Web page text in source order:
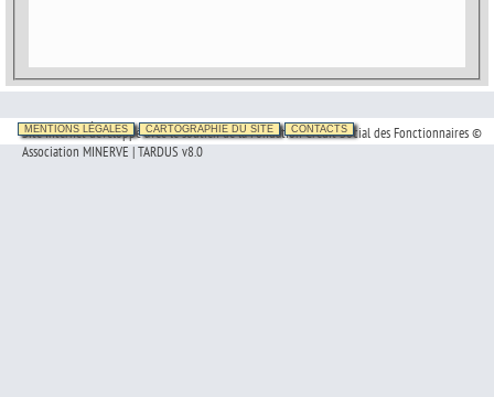
MENTIONS LÉGALES CARTOGRAPHIE DU SITE CONTACTS
Site Internet développé avec le soutien de la Fondation Crédit Social des Fonctionnaires ©
Association MINERVE | TARDUS v8.0